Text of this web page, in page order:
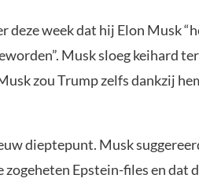
deze week dat hij Elon Musk
Musk sloeg keihard
zou Trump zelfs dankzij
dieptepunt. Musk
Epstein-files en dat